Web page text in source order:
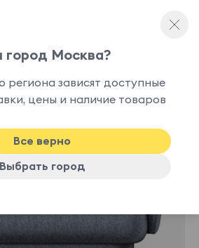
город Москва?
региона зависят доступные
цены и наличие товаров
Все верно
Выбрать город